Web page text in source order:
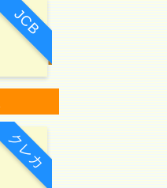
JCB
クレカ